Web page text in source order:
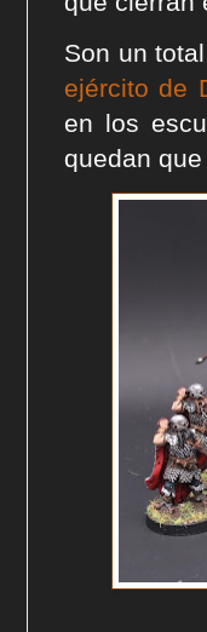
Son un
ejército de
en los
quedan